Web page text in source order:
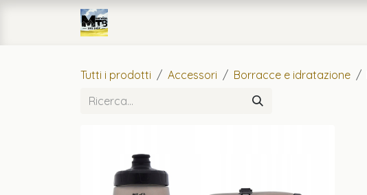
Passa al contenuto
Tutti i prodotti Accessori Borracce e idratazione